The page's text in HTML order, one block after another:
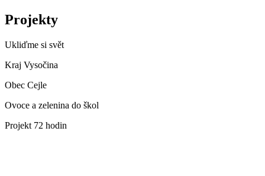
Projekty
Ukliďme si svět
Kraj Vysočina
Obec Cejle
Ovoce a zelenina do škol
Projekt 72 hodin